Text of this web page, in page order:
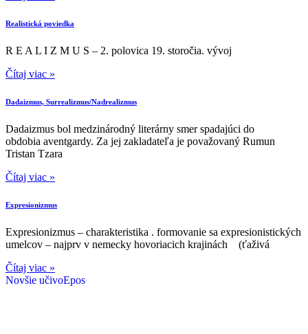
Realistická poviedka
R E A L I Z M U S – 2. polovica 19. storočia. vývoj
Čítaj viac »
Dadaizmus, Surrealizmus/Nadrealizmus
Dadaizmus bol medzinárodný literárny smer spadajúci do
obdobia aventgardy. Za jej zakladateľa je považovaný Rumun
Tristan Tzara
Čítaj viac »
Expresionizmus
Expresionizmus – charakteristika . formovanie sa expresionistických
umelcov – najprv v nemecky hovoriacich krajinách (ťaživá
Čítaj viac »
Novšie učivoEpos